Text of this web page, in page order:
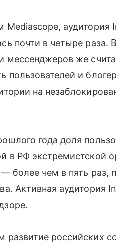
Mediascope, аудитория
почти в четыре раза.
мессенджеров же
пользователей и
на
года доля
в РФ экстремистской
более чем в пять раз,
Активная аудитория
развитие российских